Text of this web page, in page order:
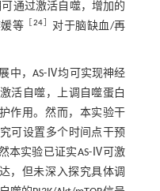
通过激活自噬，增加的
等
24
对于脑缺血/再
中，AS-Ⅳ均可实现神经
活自噬，上调自噬蛋白
作用。然而，本实验干
可设置多个时间点干预
本实验已证实AS-Ⅳ可激
，但未深入探究具体调